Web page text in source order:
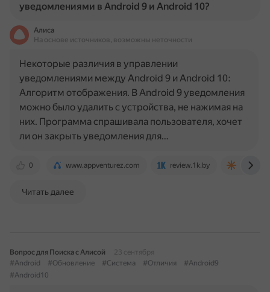
уведомлениями в Android 9 и Android 10?
Алиса
На основе источников, возможны неточности
0 www.appventurez.com review.1k.by
Некоторые различия в управлении
уведомлениями между Android 9 и Android 10:
Алгоритм отображения. В Android 9 уведомления
можно было удалить с устройства, не нажимая на
них. Программа спрашивала пользователя, хочет
ли он закрыть уведомления для…
Читать далее
Вопрос для Поиска с Алисой
23 сентября
#Android
#Обновление #Система #Отличия
#Android9
#Android10